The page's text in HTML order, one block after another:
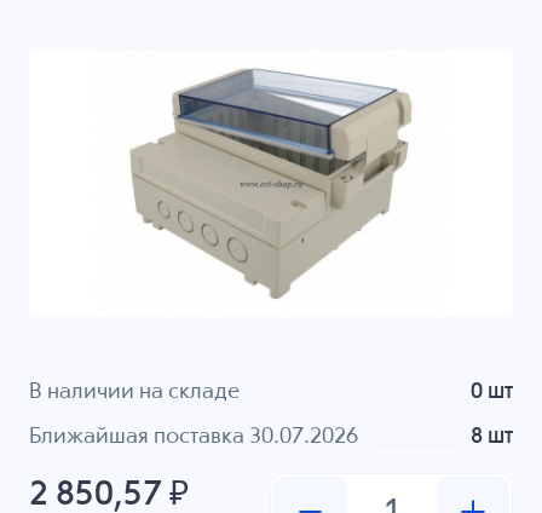
В наличии на складе 0 шт
Ближайшая поставка 30.07.2026 8 шт
2 850,57 ₽